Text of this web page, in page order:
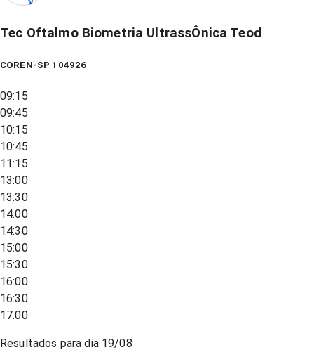
Tec Oftalmo Biometria UltrassÔnica Teod
COREN-SP 104926
09:15
09:45
10:15
10:45
11:15
13:00
13:30
14:00
14:30
15:00
15:30
16:00
16:30
17:00
Resultados para dia 19/08